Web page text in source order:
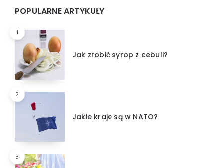
POPULARNE ARTYKUŁY
1
Jak zrobić syrop z cebuli?
2
Jakie kraje są w NATO?
3